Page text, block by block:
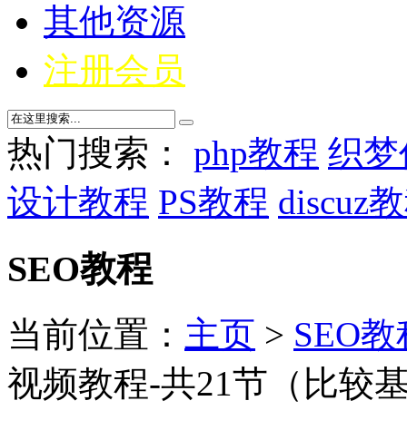
其他资源
注册会员
热门搜索： php教程 织
设计教程 PS教程 discuz
SEO教程
当前位置： 主页 > SEO教
视频教程-共21节（比较